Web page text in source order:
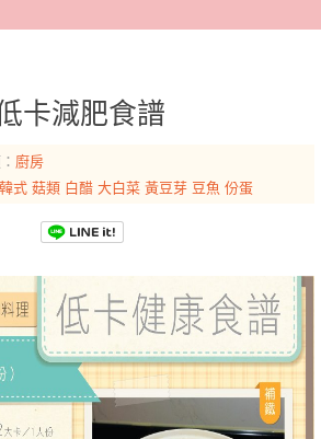
卡減肥食譜
廚房
韓式 菇類 白醋 大白菜 黃豆芽 豆魚 份蛋